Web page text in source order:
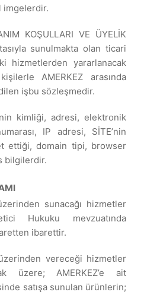
imgelerdir.
KOŞULLARI VE ÜYELİK
sunulmakta olan ticari
hizmetlerden yararlanacak
AMERKEZ arasında
işbu sözleşmedir.
kimliği, adresi, elektronik
IP adresi, SİTE’nin
ettiği, domain tipi, browser
bilgilerdir.
sunacağı hizmetler
Hukuku mevzuatında
ibarettir.
vereceği hizmetler
üzere; AMERKEZ’e ait
satışa sunulan ürünlerin;